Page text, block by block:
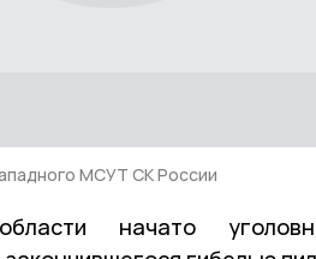
МСУТ СК России
начато